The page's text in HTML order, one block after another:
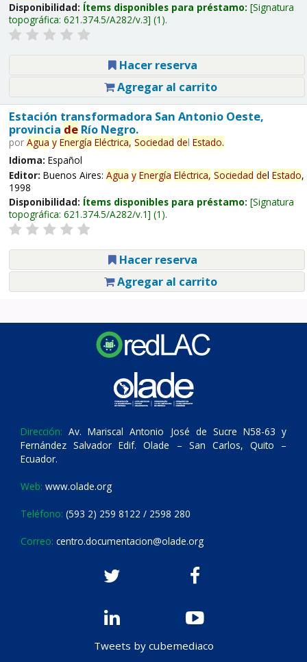
Disponibilidad: Ítems disponibles para préstamo: Signatura
topográfica: 621.374.5/A282/v.3 (1).
Hacer reserva
Agregar al carrito
Estación transformadora San Antonio Oeste,
provincia deRío Negro.
por Agua y Energía Eléctrica, Sociedad del Estado.
Idioma: Español
Editor: Buenos Aires: Agua y Energía Eléctrica, Sociedad del Estado,
1998
Disponibilidad: Ítems disponibles para préstamo: Signatura
topográfica: 621.374.5/A282/v.1 (1).
Hacer reserva
Agregar al carrito
Dirección: Av. Mariscal Antonio José de Sucre N58-63 y
Fernández Salvador Edif. Olade – San Carlos, Quito –
Ecuador.
Web: www.olade.org
Teléfono: (593 2) 259 8122 / 2598 280
Correo: centro.documentacion@olade.org
Tweets by cubemediaco